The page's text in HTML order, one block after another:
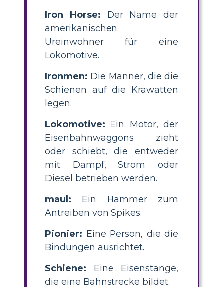
Iron Horse: Der Name der
amerikanischen
Ureinwohner für eine
Lokomotive.
Ironmen: Die Männer, die die
Schienen auf die Krawatten
legen.
Lokomotive: Ein Motor, der
Eisenbahnwaggons zieht
oder schiebt, die entweder
mit Dampf, Strom oder
Diesel betrieben werden.
maul: Ein Hammer zum
Antreiben von Spikes.
Pionier: Eine Person, die die
Bindungen ausrichtet.
Schiene: Eine Eisenstange,
die eine Bahnstrecke bildet.